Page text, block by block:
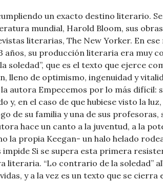
un exacto destino literario.
mundial, Harold Bloom, sus
literarias, The New Yorker. En
años, su producción literaria era muy
que es el texto que ejerce
lleno de optimismo, ingenuidad y
autora Empecemos por lo más difícil:
en el caso de que hubiese visto la
de su familia y una de sus
hace un canto a la juventud, a la
propia Keegan- un halo helado
Si se supera esta primera
“Lo contrario de la soledad”
y a la vez es un texto que se cierra